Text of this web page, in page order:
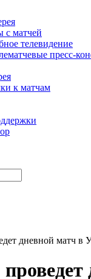
с матчей
телевидение
пресс-
к матчам
дневной матч в